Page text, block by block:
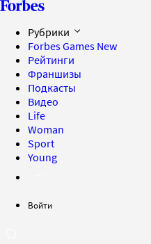
Рубрики
Forbes Games New
Рейтинги
Франшизы
Подкасты
Видео
Life
Woman
Sport
Young
Войти